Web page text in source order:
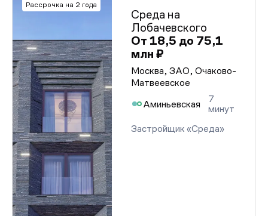
Рассрочка на 2 года
Среда на
Лобачевского
От 18,5 до 75,1
млн ₽
Москва, ЗАО, Очаково-
Матвеевское
Аминьевская
7
минут
Застройщик «Среда»